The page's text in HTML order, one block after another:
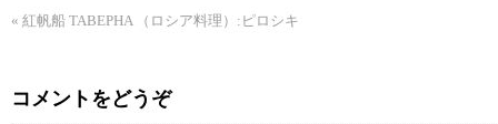
« 紅帆船 TABEPHA （ロシア料理）:ピロシキ
コメントをどうぞ